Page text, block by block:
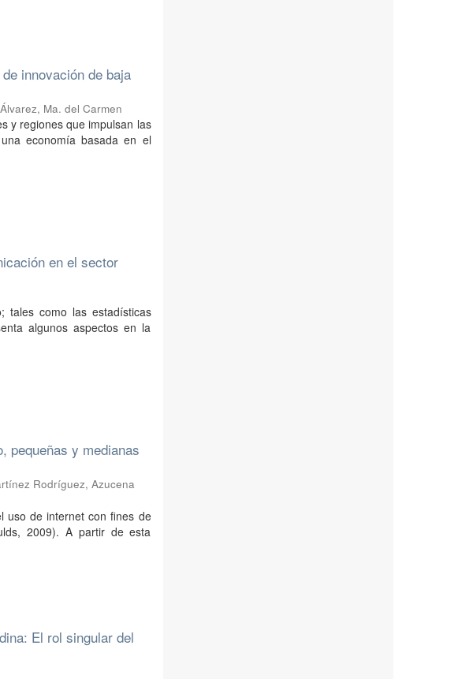
innovación de baja
Ma. del Carmen
y regiones que impulsan las
economía basada en el
en el sector
tales como las estadísticas
algunos aspectos en la
pequeñas y medianas
Rodríguez, Azucena
uso de internet con fines de
2009). A partir de esta
El rol singular del